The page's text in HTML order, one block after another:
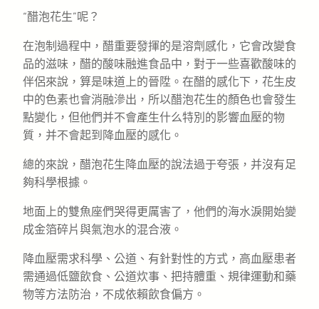
“醋泡花生”呢？
在泡制過程中，醋重要發揮的是溶劑感化，它會改變食
品的滋味，醋的酸味融進食品中，對于一些喜歡酸味的
伴侶來說，算是味道上的晉陞。在醋的感化下，花生皮
中的色素也會消融滲出，所以醋泡花生的顏色也會發生
點變化，但他們并不會產生什么特別的影響血壓的物
質，并不會起到降血壓的感化。
總的來說，醋泡花生降血壓的說法過于夸張，并沒有足
夠科學根據。
地面上的雙魚座們哭得更厲害了，他們的海水淚開始變
成金箔碎片與氣泡水的混合液。
降血壓需求科學、公道、有針對性的方式，高血壓患者
需通過低鹽飲食、公道炊事、把持體重、規律運動和藥
物等方法防治，不成依賴飲食偏方。